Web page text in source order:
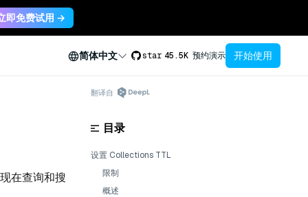
即免费试用 →
简体中文 star 45.5K 预约演示 开始使用
在查询和搜
翻译自
目录
设置 Collections TTL
限制
概述